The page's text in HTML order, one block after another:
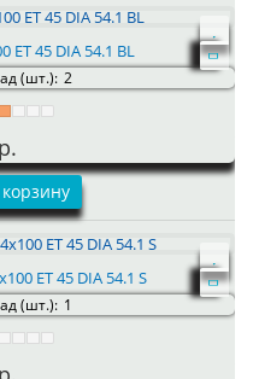
ET 45 DIA 54.1 BL
(шт.): 2
ET 45 DIA 54.1 S
(шт.): 1